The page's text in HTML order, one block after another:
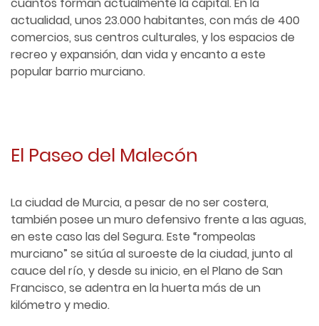
actualidad, unos 23.000 habitantes, con más de 400
comercios, sus centros culturales, y los espacios de
recreo y expansión, dan vida y encanto a este
popular barrio murciano.
El Paseo del Malecón
La ciudad de Murcia, a pesar de no ser costera,
también posee un muro defensivo frente a las aguas,
en este caso las del Segura. Este “rompeolas
murciano” se sitúa al suroeste de la ciudad, junto al
cauce del río, y desde su inicio, en el Plano de San
Francisco, se adentra en la huerta más de un
kilómetro y medio.